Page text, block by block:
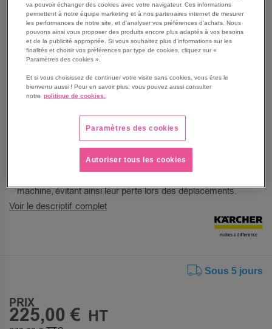
SKIP
BEGINNING
Les avantages
Aspirateur compactes et robuste.
Particulièrement adapté aux applications mobiles dans
le secteur de l'artisanat.
Elimine efficacement les liquides, les salissures
grossières et les poussières fines.
Equipé d'un filtre à cartouche PES résistant à l'humidité.
d'aspiration élevée et constante.
machine, évitant ainsi leur perte lors des déplacements.
Voir le descriptif complet
Sous 5 jours
PRIX
225,00 €
va pouvoir échanger des cookies avec votre navigateur. Ces informations
permettent à notre équipe marketing et à nos partenaires internet de mesurer
les performances de notre site, et d'analyser vos préférences d'achats. Nous
pouvons ainsi vous proposer des produits encore plus adaptés à vos besoins
et de la publicité appropriée. Si vous souhaitez plus d'informations sur les
finalités et choisir vos préférences par type de cookies, cliquez sur «
Paramètres des cookies ».
Et si vous choisissez de continuer votre visite sans cookies, vous êtes le
bienvenu aussi ! Pour en savoir plus, vous pouvez aussi consulter
notre politique de cookies.
Paramètres des cookies
Autoriser tous les cookies